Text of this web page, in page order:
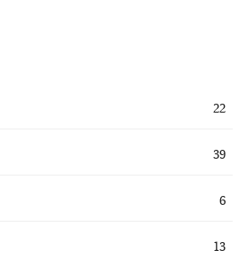
22
39
6
13